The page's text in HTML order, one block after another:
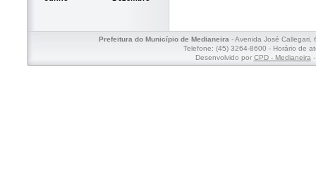
Prefeitura do Município de Medianeira- Avenida José Callegari,
Telefone: (45) 3264-8600 - Horário de
Desenvolvido por CPD - Medianeira-